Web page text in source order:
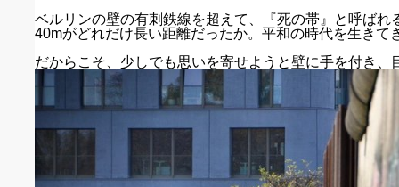
ベルリンの壁の有刺鉄線を超えて、『死の帯』と呼ば
40mがどれだけ長い距離だったか。平和の時代を生きて
だからこそ、少しでも思いを寄せようと壁に手を付き、